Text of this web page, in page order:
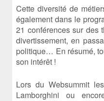
Cette diversité de
également dans le
21 conférences sur des
divertissement, en
politique… En résumé,
son intérêt !
Lors du Websummit
Lamborghini ou